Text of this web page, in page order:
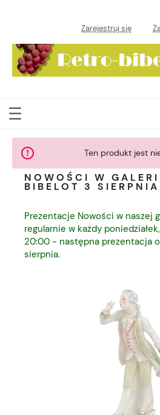
Zarejestruj się
Ten produkt jest
NOWOŚCI W
BIBELOT 3
Prezentacje Nowości w naszej
regularnie w każdy
20:00 - następna prezentacja
sierpnia.